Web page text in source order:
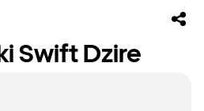
Swift Dzire